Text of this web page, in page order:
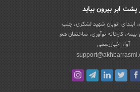
پشت ابر بیرون بیاید
ابتدای اتوبان شهید لشکری، جنب
بیمه، کارخانه نوآوری، ساختمان هم
آوا، اخباررسمی